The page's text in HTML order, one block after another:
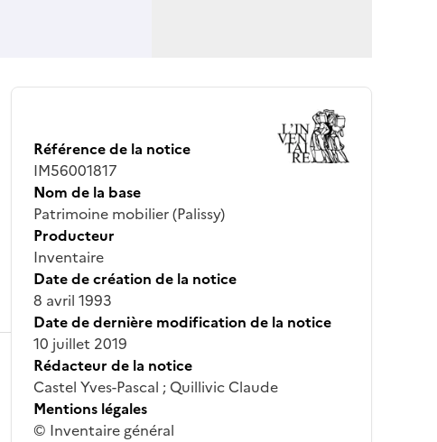
Référence de la notice
IM56001817
Nom de la base
Patrimoine mobilier (Palissy)
Producteur
Inventaire
Date de création de la notice
8 avril 1993
Date de dernière modification de la notice
10 juillet 2019
Rédacteur de la notice
Castel Yves-Pascal ; Quillivic Claude
Mentions légales
© Inventaire général